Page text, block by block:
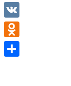
Viber
VK
Odnoklassniki